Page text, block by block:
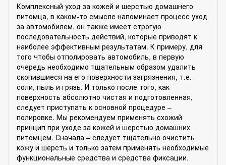
Комплексный уход за кожей и шерстью домашнего
питомца, в каком-то смысле напоминает процесс уход
за автомобилем, он также имеет строгую
последовательность действий, которые приводят к
наиболее эффективным результатам. К примеру, для
того чтобы отполировать автомобиль, в первую
очередь необходимо тщательным образом удалить
скопившиеся на его поверхности загрязнения, т.е.
соли, пыль и грязь. И только после того, как
поверхность абсолютно чистая и подготовленная,
следует приступать к основной процедуре –
полировке. Мы рекомендуем применять схожий
принцип при уходе за кожей и шерстью домашних
питомцем. Сначала – следует тщательно очистить
кожу и шерсть и только затем применять необходимые
функциональные средства и средства фиксации.